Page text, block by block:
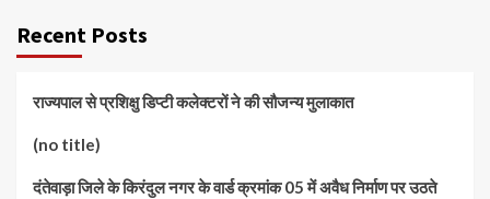
Recent Posts
राज्यपाल से प्रशिक्षु डिप्टी कलेक्टरों ने की सौजन्य मुलाकात
(no title)
दंतेवाड़ा जिले के किरंदुल नगर के वार्ड क्रमांक 05 में अवैध निर्माण पर उठते